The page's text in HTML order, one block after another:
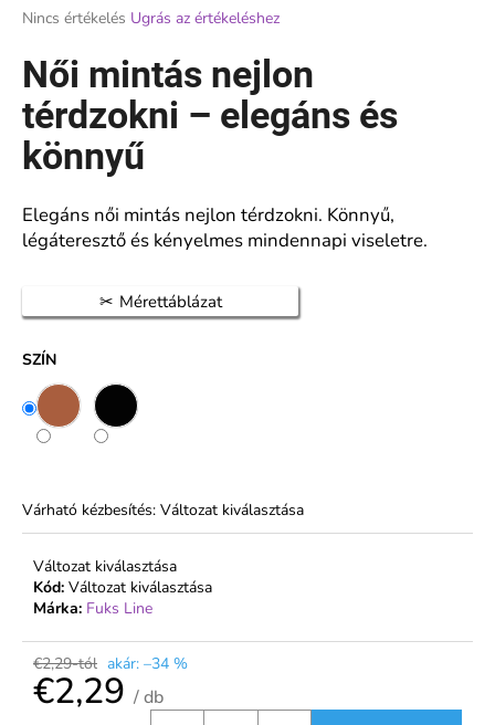
A
átlagos
értékelése
5-
ből
0,0
csillag.
Nincs értékelés Ugrás az értékeléshez
Női mintás nejlon
térdzokni – elegáns és
könnyű
Elegáns női mintás nejlon térdzokni. Könnyű,
légáteresztő és kényelmes mindennapi viseletre.
Mérettáblázat
SZÍN
Várható kézbesítés: Változat kiválasztása
Változat kiválasztása
Kód: Változat kiválasztása
Márka: Fuks Line
€2,29-tól akár: –34 %
€2,29 / db
A
j
á
n
l
u
k
HARISNYANADRÁG
DEN
BETÉTTEL
140
CM
€1,99